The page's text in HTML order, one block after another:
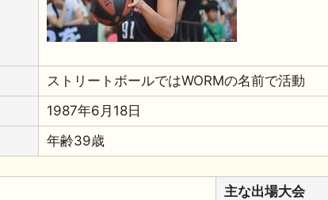
ストリートボールではWORMの名前で活動
1987年6月18日
年齢39歳
主な出場大会